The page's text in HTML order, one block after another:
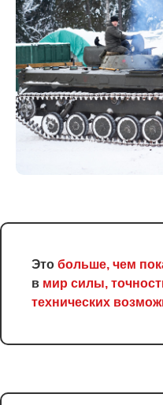
Это больше, чем
в мир силы,
технических